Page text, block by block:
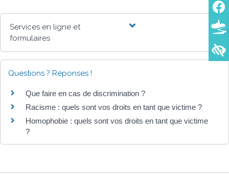
Services en ligne et
formulaires
Questions ? Réponses !
Que faire en cas de discrimination ?
Racisme : quels sont vos droits en tant que victime ?
Homophobie : quels sont vos droits en tant que victime
?